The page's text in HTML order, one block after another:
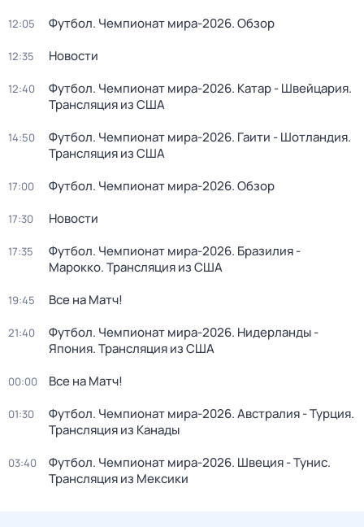
12:05 Футбол. Чемпионат мира-2026. Обзор
12:35 Новости
12:40
Футбол. Чемпионат мира-2026. Катар - Швейцария.
Трансляция из США
14:50
Футбол. Чемпионат мира-2026. Гаити - Шотландия.
Трансляция из США
17:00 Футбол. Чемпионат мира-2026. Обзор
17:30 Новости
17:35
Футбол. Чемпионат мира-2026. Бразилия -
Марокко. Трансляция из США
19:45 Все на Матч!
21:40
Футбол. Чемпионат мира-2026. Нидерланды -
Япония. Трансляция из США
00:00 Все на Матч!
01:30
Футбол. Чемпионат мира-2026. Австралия - Турция.
Трансляция из Канады
03:40
Футбол. Чемпионат мира-2026. Швеция - Тунис.
Трансляция из Мексики